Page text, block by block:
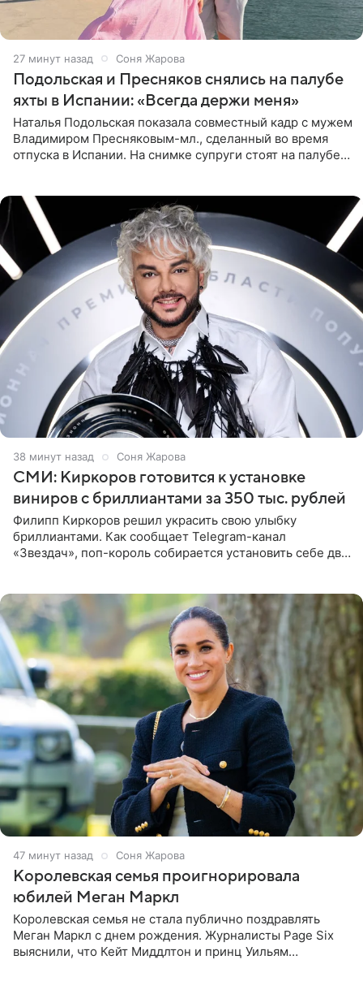
27 минут назад Соня Жарова
Подольская и Пресняков снялись на палубе
яхты в Испании: «Всегда держи меня»
Наталья Подольская показала совместный кадр с мужем
Владимиром Пресняковым-мл., сделанный во время
отпуска в Испании. На снимке супруги стоят на палубе
38 минут назад Соня Жарова
СМИ: Киркоров готовится к установке
виниров с бриллиантами за 350 тыс. рублей
Филипп Киркоров решил украсить свою улыбку
бриллиантами. Как сообщает Telegram-канал
«Звездач», поп-король собирается установить себе два
47 минут назад Соня Жарова
Королевская семья проигнорировала
юбилей Меган Маркл
Королевская семья не стала публично поздравлять
Меган Маркл с днем рождения. Журналисты Page Six
выяснили, что Кейт Миддлтон и принц Уильям